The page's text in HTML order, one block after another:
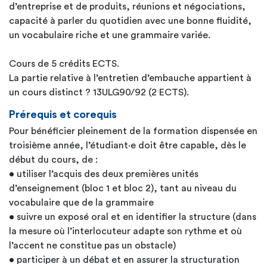
d’entreprise et de produits, réunions et négociations,
capacité à parler du quotidien avec une bonne fluidité,
un vocabulaire riche et une grammaire variée.
Cours de 5 crédits ECTS.
La partie relative à l’entretien d’embauche appartient à
un cours distinct ? 13ULG90/92 (2 ECTS).
Prérequis et corequis
Pour bénéficier pleinement de la formation dispensée en
troisième année, l’étudiant·e doit être capable, dès le
début du cours, de :
• utiliser l’acquis des deux premières unités
d’enseignement (bloc 1 et bloc 2), tant au niveau du
vocabulaire que de la grammaire
• suivre un exposé oral et en identifier la structure (dans
la mesure où l’interlocuteur adapte son rythme et où
l’accent ne constitue pas un obstacle)
• participer à un débat et en assurer la structuration